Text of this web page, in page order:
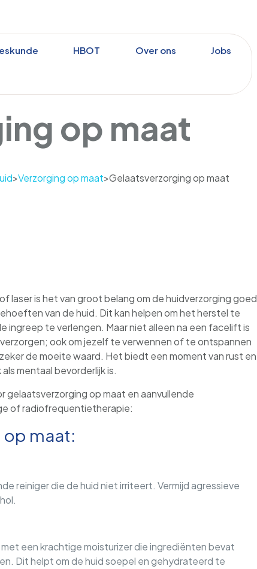
HBOT Over ons Jobs
op maat
>Verzorging op maat>Gelaatsverzorging op maat
laser is het van groot belang om de huidverzorging goed
van de huid. Dit kan helpen om het herstel te
ingreep te verlengen. Maar niet alleen na een facelift is
ook om jezelf te verwennen of te ontspannen
de moeite waard. Het biedt een moment van rust en
mentaal bevorderlijk is.
gelaatsverzorging op maat en aanvullende
of radiofrequentietherapie:
maat:
reiniger die de huid niet irriteert. Vermijd agressieve
een krachtige moisturizer die ingrediënten bevat
Dit helpt om de huid soepel en gehydrateerd te